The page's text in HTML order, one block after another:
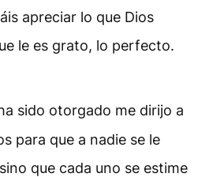
apreciar lo que Dios
le es grato, lo perfecto.
sido otorgado me dirijo a
para que a nadie se le
que cada uno se estime